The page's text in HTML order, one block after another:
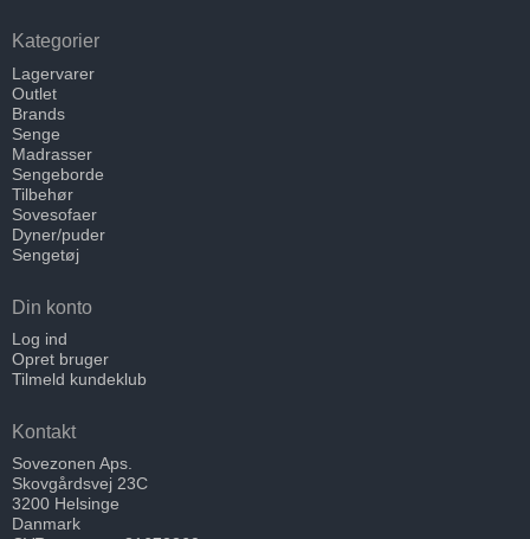
Kategorier
Lagervarer
Outlet
Brands
Senge
Madrasser
Sengeborde
Tilbehør
Sovesofaer
Dyner/puder
Sengetøj
Din konto
Log ind
Opret bruger
Tilmeld kundeklub
Kontakt
Sovezonen Aps.
Skovgårdsvej 23C
3200 Helsinge
Danmark